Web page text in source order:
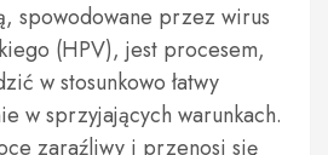
spowodowane przez wirus
(HPV), jest procesem,
w stosunkowo łatwy
w sprzyjających warunkach.
zaraźliwy i przenosi się